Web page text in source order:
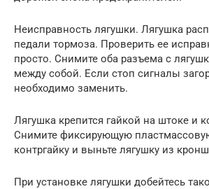
Неисправность лягушки. Лягушка
педали тормоза. Проверить ее
просто. Снимите оба разъема с
между собой. Если стоп сигналы
необходимо заменить.
Лягушка крепится гайкой на штоке и
Снимите фиксирующую
контргайку и выньте лягушку из
При установке лягушки добейтесь